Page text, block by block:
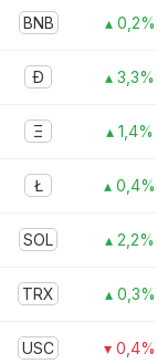
BNB ▴ 0,2%
Ð ▴ 3,3%
Ξ ▴ 1,4%
Ł ▴ 0,4%
SOL ▴ 2,2%
TRX ▴ 0,3%
USC ▾ 0,4%